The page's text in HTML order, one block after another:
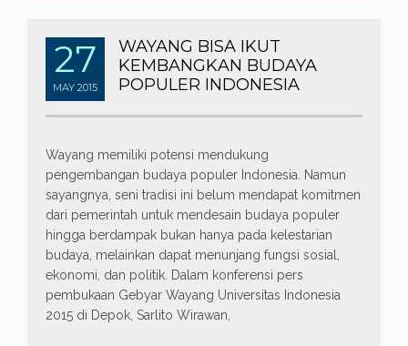
27
MAY 2015
WAYANG BISA IKUT
KEMBANGKAN BUDAYA
POPULER INDONESIA
Wayang memiliki potensi mendukung
pengembangan budaya populer Indonesia. Namun
sayangnya, seni tradisi ini belum mendapat komitmen
dari pemerintah untuk mendesain budaya populer
hingga berdampak bukan hanya pada kelestarian
budaya, melainkan dapat menunjang fungsi sosial,
ekonomi, dan politik. Dalam konferensi pers
pembukaan Gebyar Wayang Universitas Indonesia
2015 di Depok, Sarlito Wirawan,